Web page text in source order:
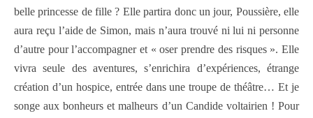
belle princesse de fille ? Elle partira donc un jour, Poussière, elle
aura reçu l’aide de Simon, mais n’aura trouvé ni lui ni personne
d’autre pour l’accompagner et « oser prendre des risques ». Elle
vivra seule des aventures, s’enrichira d’expériences, étrange
création d’un hospice, entrée dans une troupe de théâtre… Et je
songe aux bonheurs et malheurs d’un Candide voltairien ! Pour